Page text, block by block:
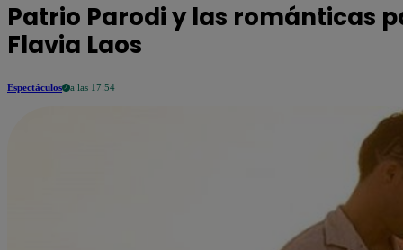
Patrio Parodi y las románticas
Flavia Laos
Espectáculos a las 17:54